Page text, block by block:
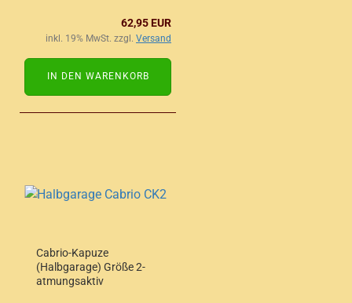
62,95 EUR
inkl. 19% MwSt. zzgl. Versand
IN DEN WARENKORB
Cabrio-Kapuze
(Halbgarage) Größe 2-
atmungsaktiv